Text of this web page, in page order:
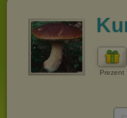
Prezent